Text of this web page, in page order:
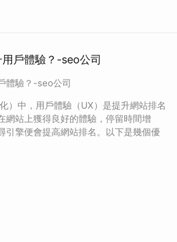
戶體驗？-seo公司
體驗？-seo公司
）中，用戶體驗（UX）是提升網站排名
網站上獲得良好的體驗，停留時間增
引擎便會提高網站排名。以下是幾個優